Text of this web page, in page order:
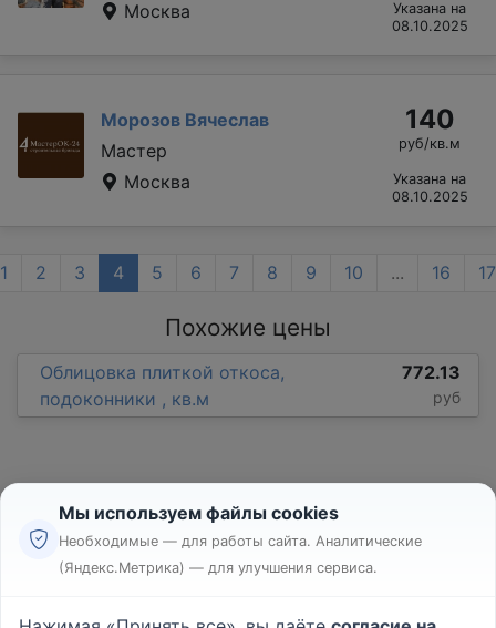
Москва
Указана на
08.10.2025
Морозов Вячеслав
Мастер
Москва
140
руб/кв.м
Указана на
08.10.2025
1 2 3 4 5 6 7 8 9 10 ... 16 17
Похожие цены
Облицовка плиткой откоса,
подоконники , кв.м
772.13
руб
Реклама
Мы используем файлы cookies
Необходимые — для работы сайта. Аналитические
(Яндекс.Метрика) — для улучшения сервиса.